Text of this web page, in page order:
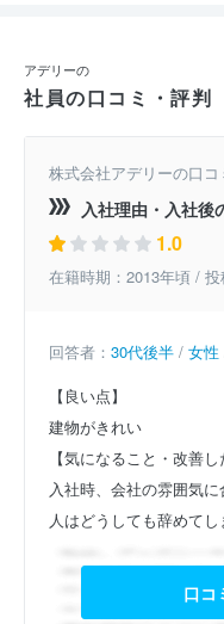
アデリーの
社員の口コミ・評判
株式会社アデリーの口コ
入社理由・入社後
1.0
在籍時期：2013年頃 /
回答者： 30代後半 / 女性
【良い点】
建物がきれい
【気になること・改善し
入社時、会社の雰囲気
人はどうしても辞めて
口コ